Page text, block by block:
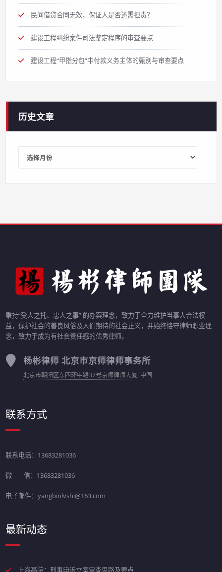
民间借贷合同无效，保证人是否还需担责？
建设工程纠纷案件司法鉴定程序的审查要点
建设工程“甲指分包”中付款义务主体的甄别与审查要点
历史文章
秉持”受人之托、忠人之事” 的办案理念，致力于全力维护当事人合法权
益，保护社会的善良风俗及人们期待的社会正义，并始终恪守律师职业理
念，致力于成为有社会责任感的优秀律师。
杨彬律师 北京市京师律师事务所
北京市朝阳区东四环中路37号京师律师大厦, 中国
联系方式
联系电话：13683281036
微 信：13683281036
电子邮件：yangbinlvshi@163.com
最新动态
上海高院：刑事申诉立案审查思路及要点